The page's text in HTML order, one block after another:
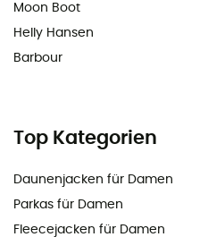
Moon Boot
Helly Hansen
Barbour
Top Kategorien
Daunenjacken für Damen
Parkas für Damen
Fleecejacken für Damen